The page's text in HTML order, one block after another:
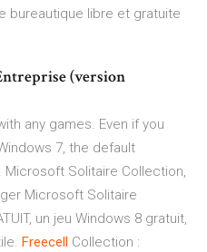
bureautique libre et gratuite
(version
any games. Even if you
7, the default
Solitaire Collection,
Microsoft Solitaire
un jeu Windows 8 gratuit,
Freecell
Collection :